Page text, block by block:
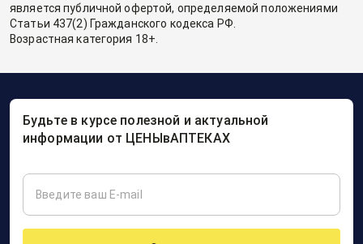
является публичной офертой, определяемой положениями
Статьи 437(2) Гражданского кодекса РФ.
Возрастная категория 18+.
Будьте в курсе полезной и актуальной
информации от ЦЕНЫвАПТЕКАХ